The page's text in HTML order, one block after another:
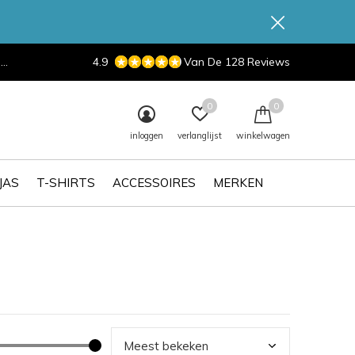
T-SHIRTS ACCESSOIRES MERKEN
inloggen verlanglijst
0
winkelwagen
0
4.9 Van De 128 Reviews